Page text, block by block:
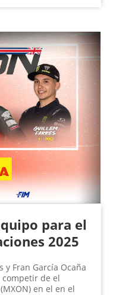
para el
2025
y Fran García Ocaña
competir de el
en el en el